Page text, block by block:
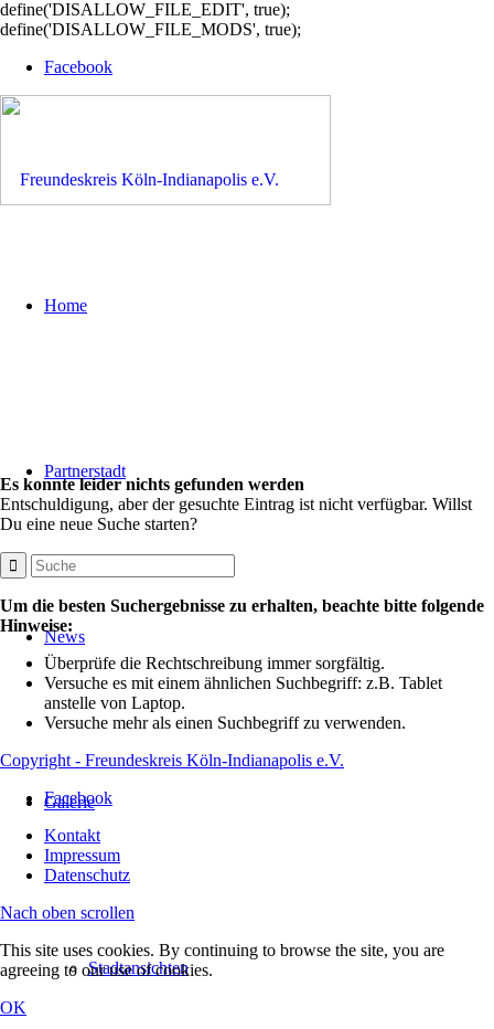
define('DISALLOW_FILE_EDIT', true);
define('DISALLOW_FILE_MODS', true);
Facebook
Home
Partnerstadt
News
Galerie
Stadtansichten
Es konnte leider nichts gefunden werden
Entschuldigung, aber der gesuchte Eintrag ist nicht verfügbar. Willst
Du eine neue Suche starten?
Um die besten Suchergebnisse zu erhalten, beachte bitte folgende
Hinweise:
Überprüfe die Rechtschreibung immer sorgfältig.
Versuche es mit einem ähnlichen Suchbegriff: z.B. Tablet
anstelle von Laptop.
Versuche mehr als einen Suchbegriff zu verwenden.
Copyright - Freundeskreis Köln-Indianapolis e.V.
Facebook
Kontakt
Impressum
Datenschutz
Nach oben scrollen
This site uses cookies. By continuing to browse the site, you are
agreeing to our use of cookies.
OK